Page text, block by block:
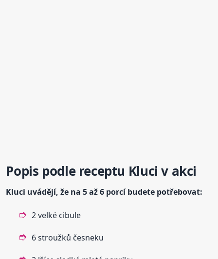
Popis podle receptu Kluci v akci
Kluci uvádějí, že na 5 až 6 porcí budete potřebovat:
2 velké cibule
6 stroužků česneku